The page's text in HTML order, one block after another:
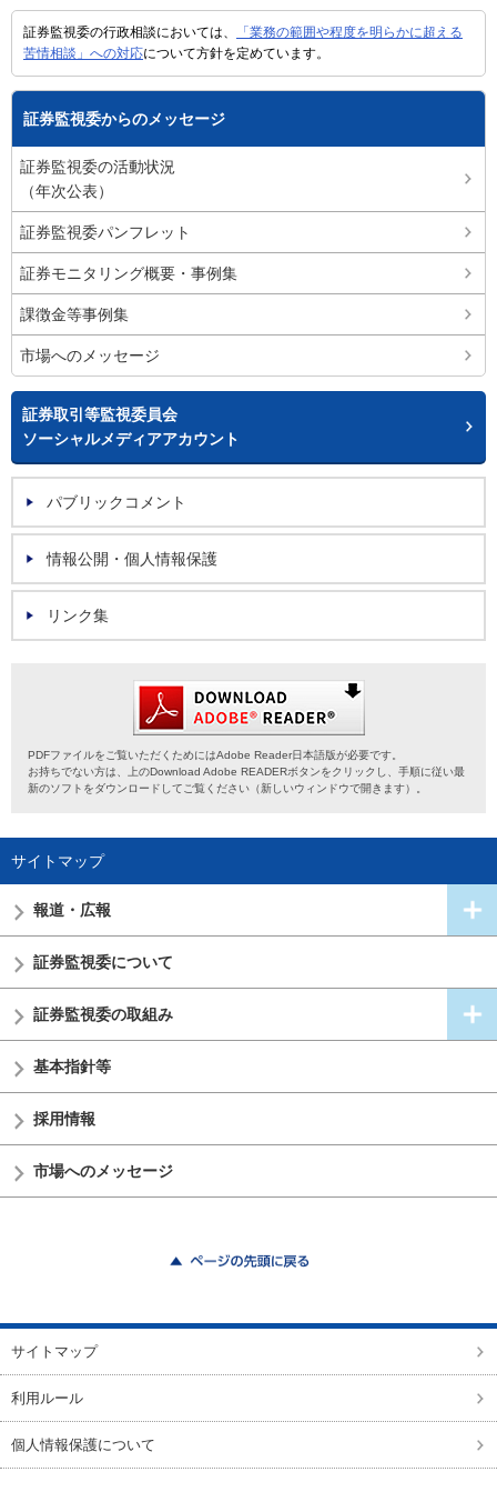
証券監視委の行政相談においては、
「業務の範囲や程度を明らかに超える
苦情相談」への対応について方針を定めています。
証券監視委からのメッセージ
証券監視委の活動状況
（年次公表）
証券監視委パンフレット
証券モニタリング概要・事例集
課徴金等事例集
市場へのメッセージ
証券取引等監視委員会
ソーシャルメディアアカウント
パブリックコメント
情報公開・個人情報保護
リンク集
PDFファイルをご覧いただくためにはAdobe Reader日本語版が必要です。
お持ちでない方は、上のDownload Adobe READERボタンをクリックし、手順に従い最
新のソフトをダウンロードしてご覧ください（新しいウィンドウで開きます）。
サイトマップ
報道・広報
証券監視委について
証券監視委の取組み
基本指針等
採用情報
市場へのメッセージ
サイトマップ
利用ルール
個人情報保護について